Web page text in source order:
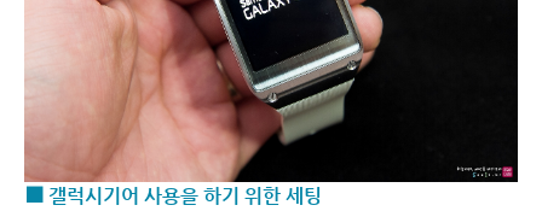
■ 갤럭시기어 사용을 하기 위한 세팅